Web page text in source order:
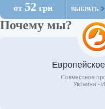
от 52 грн ВЫБРАТЬ
Почему мы?
Совместное
Украина -